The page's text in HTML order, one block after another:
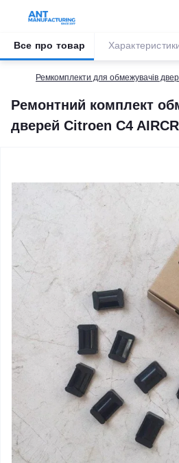
Ремкомплекти для обмежувачів
Ремонтний комплект
дверей Citroen C4
Все про товар